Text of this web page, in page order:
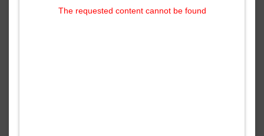
The requested content cannot be found